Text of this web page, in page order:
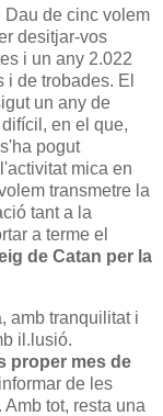
Dau de cinc volem
desitjar-vos
i un any 2.022
i de trobades. El
un any de
en el que,
pogut
mica en
transmetre la
tant a la
a terme el
de Catan per la
amb tranquilitat i
il.lusió.
proper mes de
de les
tot, resta una